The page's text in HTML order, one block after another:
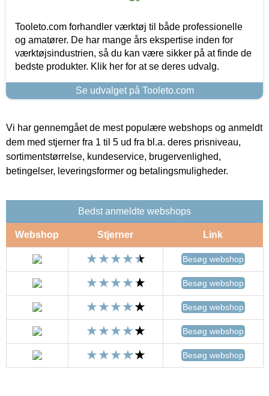
Tooleto.com forhandler værktøj til både professionelle
og amatører. De har mange års ekspertise inden for
værktøjsindustrien, så du kan være sikker på at finde de
bedste produkter. Klik her for at se deres udvalg.
Se udvalget på Tooleto.com
Vi har gennemgået de mest populære webshops og anmeldt
dem med stjerner fra 1 til 5 ud fra bl.a. deres prisniveau,
sortimentstørrelse, kundeservice, brugervenlighed,
betingelser, leveringsformer og betalingsmuligheder.
Bedst anmeldte webshops
Webshop Stjerner Link
Besøg webshop
Besøg webshop
Besøg webshop
Besøg webshop
Besøg webshop